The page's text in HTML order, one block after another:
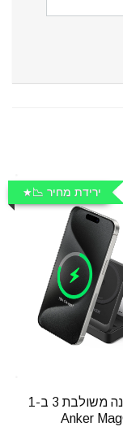
ירידת מחיר 📉
עמדת טעינה משולבת 3 ב-1